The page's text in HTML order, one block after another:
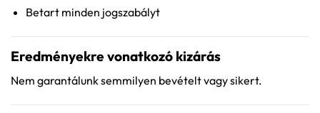
Betart minden jogszabályt
Eredményekre vonatkozó kizárás
Nem garantálunk semmilyen bevételt vagy sikert.